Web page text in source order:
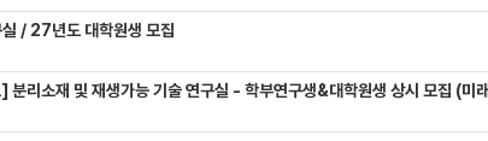
/ 27년도 대학원생 모집
분리소재 및 재생가능 기술 연구실 - 학부연구생&대학원생 상시 모집 (미래에